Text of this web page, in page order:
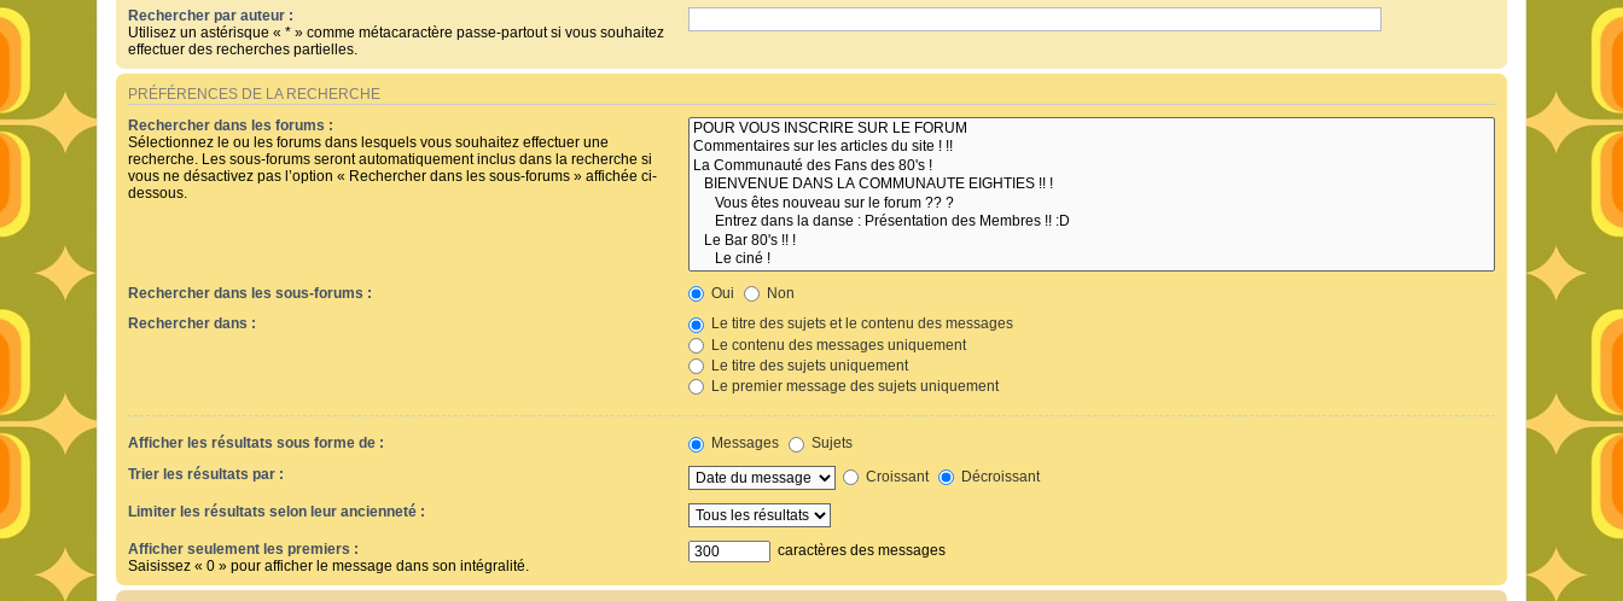
Rechercher par auteur :
Utilisez un astérisque « * » comme métacaractère passe-partout si vous souhaitez
effectuer des recherches partielles.
PRÉFÉRENCES DE LA RECHERCHE
Rechercher dans les forums :
Sélectionnez le ou les forums dans lesquels vous souhaitez effectuer une
recherche. Les sous-forums seront automatiquement inclus dans la recherche si
vous ne désactivez pas l’option « Rechercher dans les sous-forums » affichée ci-
dessous.
Rechercher dans les sous-forums : Oui
Non
Rechercher dans :
Le titre des sujets et le contenu des messages
Le contenu des messages uniquement
Le titre des sujets uniquement
Le premier message des sujets uniquement
Afficher les résultats sous forme de : Messages
Sujets
Trier les résultats par :
Croissant Décroissant
Limiter les résultats selon leur ancienneté :
Afficher seulement les premiers :
Saisissez « 0 » pour afficher le message dans son intégralité.
caractères des messages